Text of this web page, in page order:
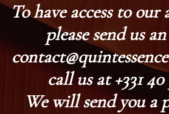
To have access to our
please send us
call us at +331 40
We will send you a